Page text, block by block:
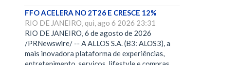
FFO ACELERA NO 2T26 E CRESCE 12%
RIO DE JANEIRO, qui, ago 6 2026 23:31
RIO DE JANEIRO, 6 de agosto de 2026
/PRNewswire/ -- A ALLOS S.A. (B3: ALOS3), a
mais inovadora plataforma de experiências,